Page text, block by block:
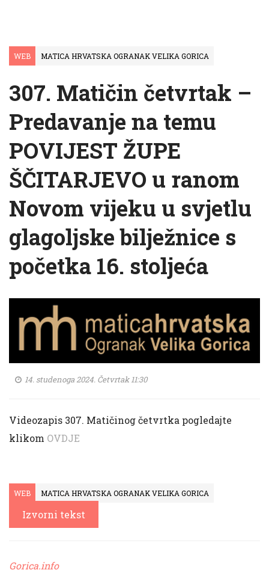
WEB MATICA HRVATSKA OGRANAK VELIKA GORICA
307. Matičin četvrtak –
Predavanje na temu
POVIJEST ŽUPE
ŠČITARJEVO u ranom
Novom vijeku u svjetlu
glagoljske bilježnice s
početka 16. stoljeća
14. studenoga 2024. Četvrtak 11:30
Videozapis 307. Matičinog četvrtka pogledajte
klikom OVDJE
WEB MATICA HRVATSKA OGRANAK VELIKA GORICA
Izvorni tekst
Gorica.info